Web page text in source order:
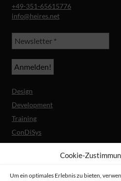
Cookie-
Um ein optimales Erlebnis zu bieten,
+49-351-65615776
info@heires.net
Design
Development
Training
ConDiSys
Barrierefreiheit
Mobile Lösungen